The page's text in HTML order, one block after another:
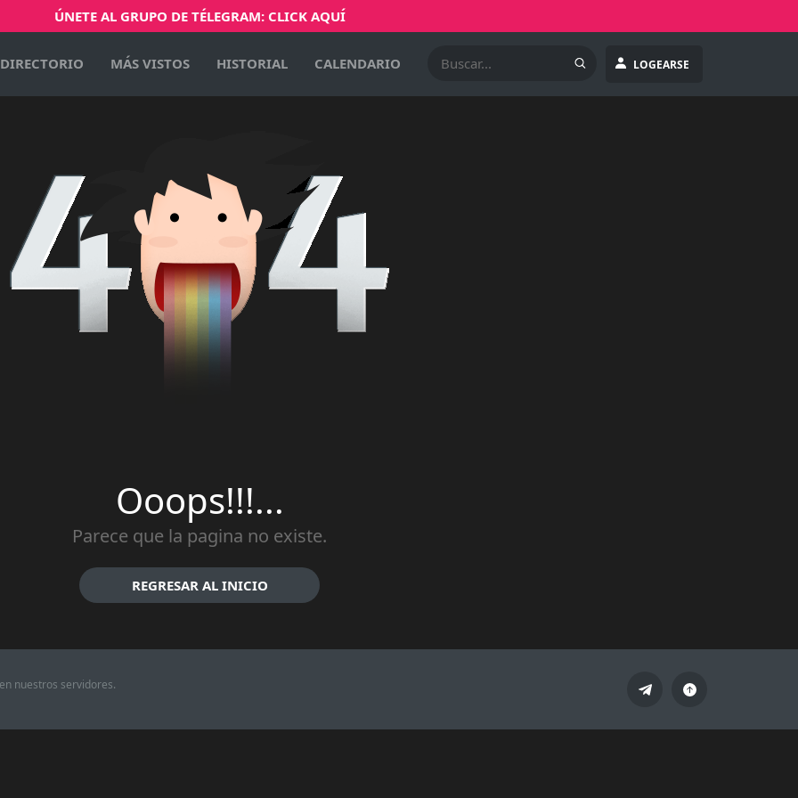
ÚNETE AL GRUPO DE TÉLEGRAM: CLICK AQUÍ
LOGEARSE
DIRECTORIO MÁS VISTOS HISTORIAL CALENDARIO
Ooops!!!...
Parece que la pagina no existe.
REGRESAR AL INICIO
nuestros servidores.